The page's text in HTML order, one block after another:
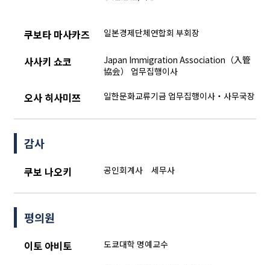
쿠보타 마사카즈 일본경제단체연합회 부회장
사사키 쇼코
Japan Immigration Association（入管
協会） 업무집행이사
오사 히사미쯔 일한문화교류기금 업무집행이사・사무국장
감사
쿠보 나오키 공인회계사 세무사
평의원
이토 아비토 도쿄대학 명예교수